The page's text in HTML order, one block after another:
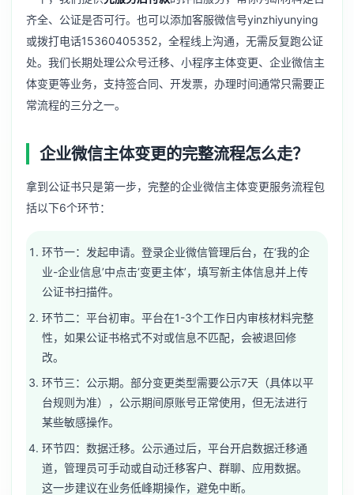
齐全、公证是否可行。也可以添加客服微信号yinzhiyunying
或拨打电话15360405352，全程线上沟通，无需反复跑公证
处。我们长期处理公众号迁移、小程序主体变更、企业微信主
体变更等业务，支持签合同、开发票，办理时间通常只需要正
常流程的三分之一。
企业微信主体变更的完整流程怎么走？
拿到公证书只是第一步，完整的企业微信主体变更服务流程包
括以下6个环节：
环节一：发起申请。登录企业微信管理后台，在‘我的企
业-企业信息’中点击‘变更主体’，填写新主体信息并上传
公证书扫描件。
环节二：平台初审。平台在1-3个工作日内审核材料完整
性，如果公证书格式不对或信息不匹配，会被退回修
改。
环节三：公示期。部分变更类型需要公示7天（具体以平
台规则为准），公示期间原账号正常使用，但无法进行
某些敏感操作。
环节四：数据迁移。公示通过后，平台开启数据迁移通
道，管理员可手动或自动迁移客户、群聊、应用数据。
这一步建议在业务低峰期操作，避免中断。